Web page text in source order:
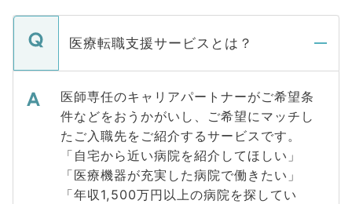
医療転職支援サービスとは？
医師専任のキャリアパートナーがご希望条
件などをおうかがいし、ご希望にマッチし
たご入職先をご紹介するサービスです。
「自宅から近い病院を紹介してほしい」
「医療機器が充実した病院で働きたい」
「年収1,500万円以上の病院を探してい